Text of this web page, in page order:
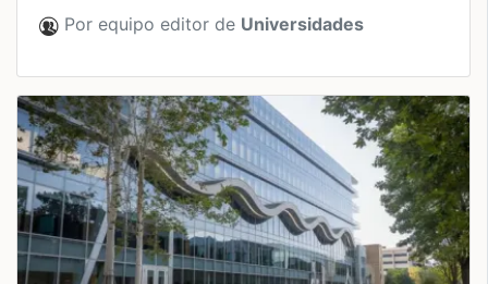
Por equipo editor de Universidades